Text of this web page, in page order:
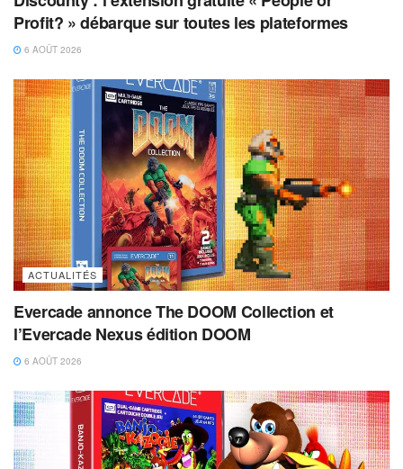
Profit? » débarque sur toutes les plateformes
6 AOÛT 2026
ACTUALITÉS
Evercade annonce The DOOM Collection et
l’Evercade Nexus édition DOOM
6 AOÛT 2026